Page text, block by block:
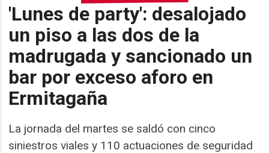
'Lunes de party': desalojado
un piso a las dos de la
madrugada y sancionado un
bar por exceso aforo en
Ermitagaña
La jornada del martes se saldó con cinco
siniestros viales y 110 actuaciones de seguridad